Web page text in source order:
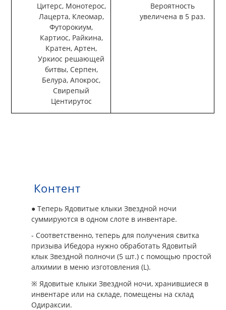
Цитерс, Монотерос,
Лацерта, Клеомар,
Футорокиум,
Картиос, Райкина,
Кратен, Артен,
Уркиос решающей
битвы, Серпен,
Белура, Апокрос,
Свирепый
Центирутос
Вероятность
увеличена в 5 раз.
Контент
● Теперь Ядовитые клыки Звездной ночи
суммируются в одном слоте в инвентаре.
- Соответственно, теперь для получения свитка
призыва Ибедора нужно обработать Ядовитый
клык Звездной полночи (5 шт.) с помощью простой
алхимии в меню изготовления (L).
※ Ядовитые клыки Звездной ночи, хранившиеся в
инвентаре или на складе, помещены на склад
Одираксии.